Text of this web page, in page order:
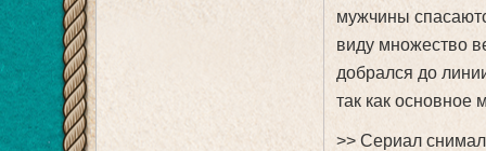
мужчины
виду множество
добрался до
так как основное
>> Сериал